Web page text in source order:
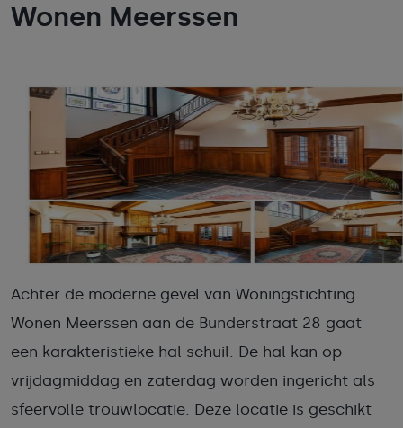
Wonen Meerssen
Achter de moderne gevel van Woningstichting
Wonen Meerssen aan de Bunderstraat 28 gaat
een karakteristieke hal schuil. De hal kan op
vrijdagmiddag en zaterdag worden ingericht als
sfeervolle trouwlocatie. Deze locatie is geschikt